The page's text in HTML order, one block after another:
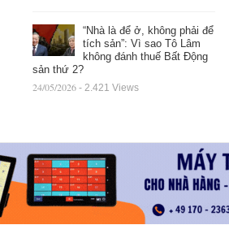
“Nhà là để ở, không phải để
tích sản”: Vì sao Tô Lâm
không đánh thuế Bất Động
sản thứ 2?
24/05/2026 - 2.421 Views